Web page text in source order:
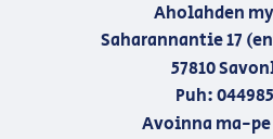
Aholahden
Saharannantie 17
57810
Puh:
Avoinna ma-pe